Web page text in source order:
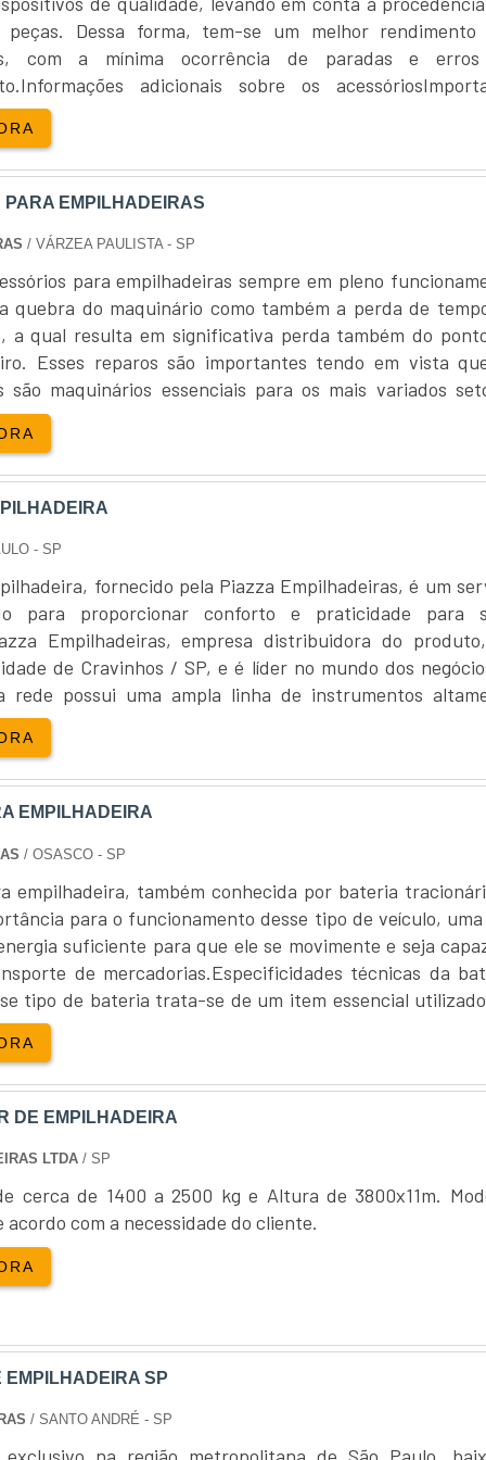
qualificados que podem auxiliar na escolha das peças
de operação também são uma boa alternativa para
é possível adquirir peças diretamente de
condições de uso.
online especializadas em peças para empilhadeiras.
de diferentes fornecedores, além de oferecerem
a escolher vendedores confiáveis.
e assistência técnica podem ser uma excelente
têm acesso a peças de reposição de qualidade e
sempre verificar a reputação do
seja segura e vantajosa.
ser uma estratégia comercial inteligente,
sustentáveis.
confiáveis é essencial para garantir a
e capacitar os operadores para o uso
pode ser maximizada, assegurando que o
eficiente.
qualidade para suas empilhadeiras, a Soluções
atender às suas necessidades específicas.
seu equipamento em perfeitas condições.
opções disponíveis no mercado!
USADAS PARA EMPILHADEIRAS
PARA EMPILHADEIRAS?
imediata, contribuição para a
faça inspeções visuais e busque garantias
leilões, marketplaces online e por meio de parcerias
naturais e o volume de resíduos, promovendo práticas
USADAS?
e o desempenho das peças, prevenindo falhas e
peças. Dessa forma, tem-se um melhor rendimento
com a mínima ocorrência de paradas e
adicionais sobre os
acessórios para empilhadeiras devem ser adquiridos
e especializ....
PARA EMPILHADEIRAS
/ VÁRZEA PAULISTA - SP
para empilhadeiras sempre em pleno
quebra do maquinário como também a perda de
a qual resulta em significativa perda também do
Esses reparos são importantes tendo em vista
são maquinários essenciais para os mais variados
das empilhadeirasDentre as diversas
é possí....
- SP
fornecido pela Piazza Empilhadeiras, é um
para proporcionar conforto e praticidade para
Empilhadeiras, empresa distribuidora do
de Cravinhos / SP, e é líder no mundo dos
rede possui uma ampla linha de instrumentos
oferecer as soluções mais adequadas para tipos
ma....
EMPILHADEIRA
/ OSASCO - SP
empilhadeira, também conhecida por bateria
para o funcionamento desse tipo de veículo,
suficiente para que ele se movimente e seja
de mercadorias.Especificidades técnicas da
tipo de bateria trata-se de um item essencial utilizado
como rebocadores, tratores e empilhadeiras e, por
DE EMPILHADEIRA
LTDA/ SP
cerca de 1400 a 2500 kg e Altura de 3800x11m.
acordo com a necessidade do cliente.
EMPILHADEIRA SP
/ SANTO ANDRÉ - SP